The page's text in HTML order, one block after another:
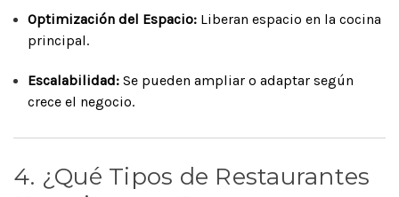
Optimización del Espacio: Liberan espacio en la cocina
principal.
Escalabilidad: Se pueden ampliar o adaptar según
crece el negocio.
4. ¿Qué Tipos de Restaurantes